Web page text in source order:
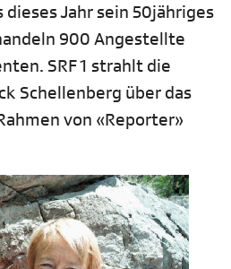
Jahr sein 50jähriges
900 Angestellte
SRF 1 strahlt die
Schellenberg über das
von «Reporter»